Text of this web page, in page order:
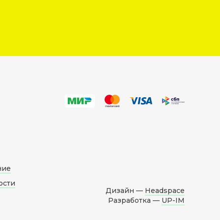
Дизайн — Headspace
Разработка — UP-IM